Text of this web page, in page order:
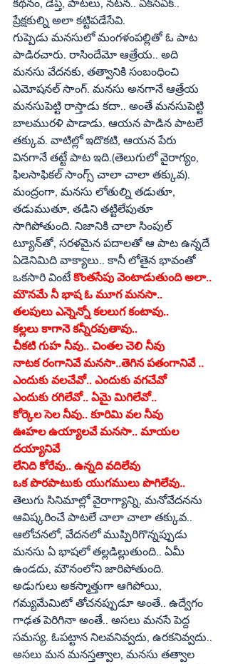
కథనం, డెప్త్‌, పాటలు, నటన.. ఏక్‌సేఏక్‌..
ప్రేక్షకుల్ని అలా కట్టిపడేసేవి.
గుప్పెడు మనసులో మంగళంపల్లితో ఓ పాట
పాడిరచారు. రాసిందేమో ఆత్రేయ.. అది
మనసు వేదనకు, తత్వానికి సంబంధించి
ఎమోషనల్‌ సాంగ్‌. మనసు అనగానే ఆత్రేయ
మనసుపెట్టి రాస్తాడు కదా.. అంతే మనసుపెట్టి
బాలమురళి పాడాడు. ఆయన పాడిన పాటలే
తక్కువ. వాటిల్లో ఇదొకటి, ఆయన పేరు
వినగానే తట్టే పాట ఇది.(తెలుగులో వైరాగ్యం,
ఫిలసాఫికల్‌ సాంగ్స్‌ చాలా చాలా తక్కువ).
మంద్రంగా, మనసు లోతుల్ని తడుతూ,
తడుముతూ, తడిని తట్టిలేపుతూ
సాగిపోతుంది. నిజానికి చాలా సింపుల్‌
ట్యూన్‌తో, సరళమైన పదాలతో ఆ పాట ఉన్నదే
ఏడెనిమిది వాక్యాలు.. కానీ లోతైన భావంతో
ఒకసారి వింటే కొంతసేపు వెంటాడుతుంది అలా..
మౌనమే నీ భాష ఓ మూగ మనసా..
తలపులు ఎన్నెన్నో కలలుగ కంటావు..
కల్లలు కాగానె కన్నీరవుతావు..
చీకటి గుహ నీవు.. చింతల చెలి నీవు
నాటక రంగానివే మనసా..తెగిన పతంగానివే ..
ఎందుకు వలచేవో.. ఎందుకు వగచేవో
ఎందుకు రగిలేవో.. ఏమై మిగిలేవో..
కోర్కెల సెల నీవు.. కూరిమి వల నీవు
ఊహల ఉయ్యాలవే మనసా.. మాయల
దయ్యానివే
లేనిది కోరేవు.. ఉన్నది వదిలేవు
ఒక పొరపాటుకు యుగములు పొగిలేవు..
తెలుగు సినిమాల్లో వైరాగ్యాన్ని, మనోవేదనను
ఆవిష్కరించే పాటలే చాలా చాలా తక్కువ..
ఆలోచనలో, వేదనలో ముప్పిరిగొన్నప్పుడు
మనసు ఏ భాషలో తల్లడిల్లుతుంది.. ఏమీ
ఉండదు, మౌనంలోని జారిపోతుంది.
అడుగులు అకస్మాత్తుగా ఆగిపోయి,
గమ్యమేమిటో తోచనప్పుడూ అంతే.. ఉద్వేగం
గాఢత పెరిగినా అంతే.. అసలు మనసే పెద్ద
సమస్య. ఓపట్టాన నిలవనివ్వదు, ఉరకనివ్వదు..
అసలు మన మనస్తత్వాల, మనసు తత్వాల